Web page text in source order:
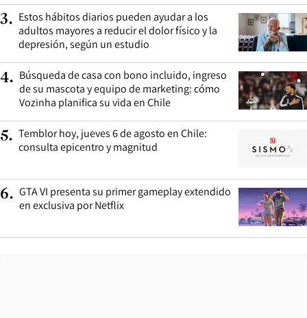
3. Estos hábitos diarios pueden ayudar a los
adultos mayores a reducir el dolor físico y la
depresión, según un estudio
4. Búsqueda de casa con bono incluido, ingreso
de su mascota y equipo de marketing: cómo
Vozinha planifica su vida en Chile
5. Temblor hoy, jueves 6 de agosto en Chile:
consulta epicentro y magnitud
6. GTA VI presenta su primer gameplay extendido
en exclusiva por Netflix